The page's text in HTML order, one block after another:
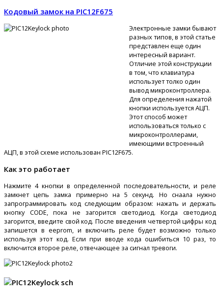
Кодовый замок на PIC12F675
Электронные замки бывают
разных типов, в этой статье
представлен еще один
интересный вариант.
Отличие этой конструкции
в том, что клавиатура
использует толко один
вывод микроконтроллера.
Для определения нажатой
кнопки используется АЦП.
Этот способ может
использоваться только с
микроконтроллерами,
имеющими встроенный
АЦП, в этой схеме использован PIC12F675.
Как это работает
Нажмите 4 кнопки в определенной последовательности, и реле
замкнет цепь замка примерно на 5 секунд. Но снаала нужно
запрограммировать код следующим образом: нажать и держать
кнопку CODE, пока не загорится светодиод. Когда светодиод
загорится, введите свой код. После введения четвертой цифры код
запишется в eeprom, и включить реле будет возможно только
используя этот код. Если при вводе кода ошибиться 10 раз, то
включится второе реле, отвечающее за сигнал тревоги.